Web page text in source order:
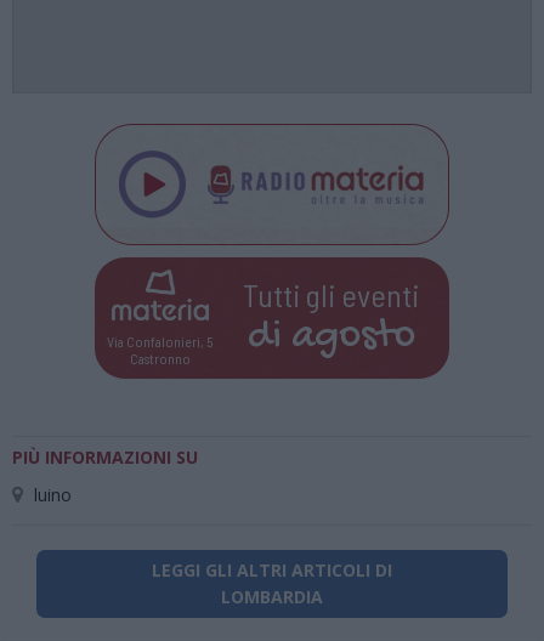
Via Confalonieri, 5
Castronno
Tutti gli eventi
di agosto
PIÙ INFORMAZIONI SU
luino
LEGGI GLI ALTRI ARTICOLI DI
LOMBARDIA